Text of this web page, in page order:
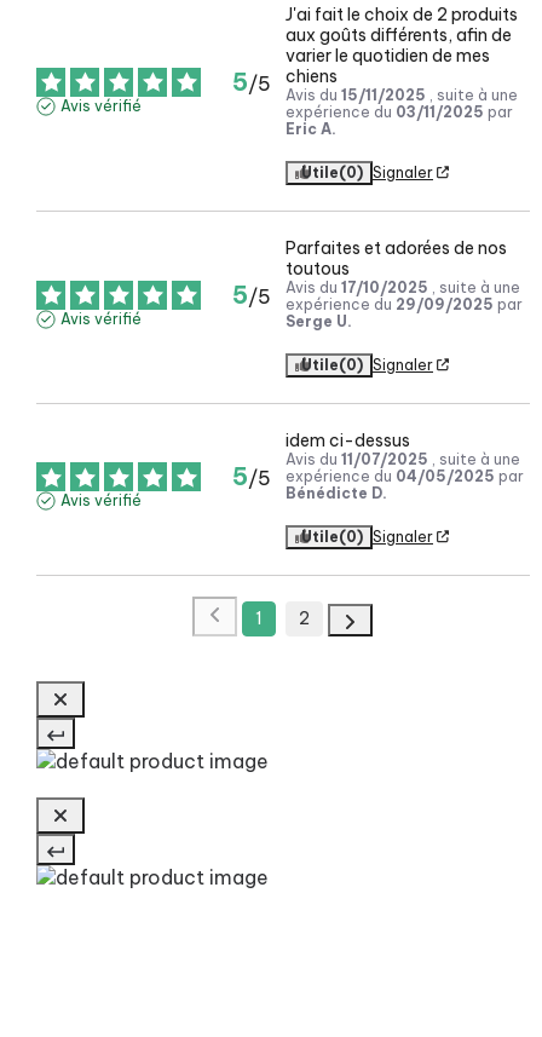
5/5
Avis vérifié
J'ai fait le choix de 2 produits
aux goûts différents, afin de
varier le quotidien de mes
chiens
Avis du 15/11/2025
, suite à une
expérience du 03/11/2025 par
Eric A.
Utile(0) Signaler
5/5
Avis vérifié
Parfaites et adorées de nos
toutous
Avis du 17/10/2025
, suite à une
expérience du 29/09/2025 par
Serge U.
Utile(0) Signaler
5/5
Avis vérifié
idem ci-dessus
Avis du 11/07/2025
, suite à une
expérience du 04/05/2025 par
Bénédicte D.
Utile(0) Signaler
1 2